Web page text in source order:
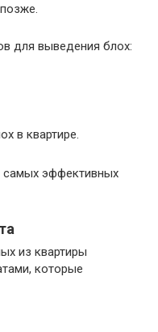
для выведения блох:
в квартире.
самых эффективных
из квартиры
которые